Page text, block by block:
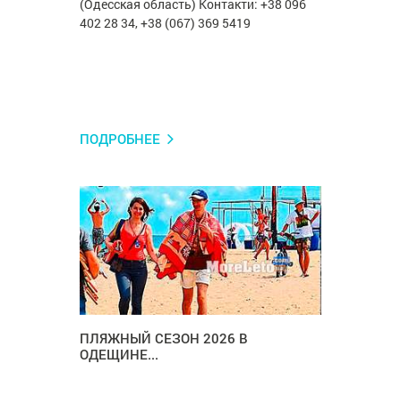
(Одесская область) Контакти: +38 096
402 28 34, +38 (067) 369 5419
ПОДРОБНЕЕ
ПЛЯЖНЫЙ СЕЗОН 2026 В
ОДЕЩИНЕ...